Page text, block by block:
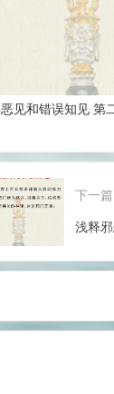
见和错误知见 第
下一篇
浅释